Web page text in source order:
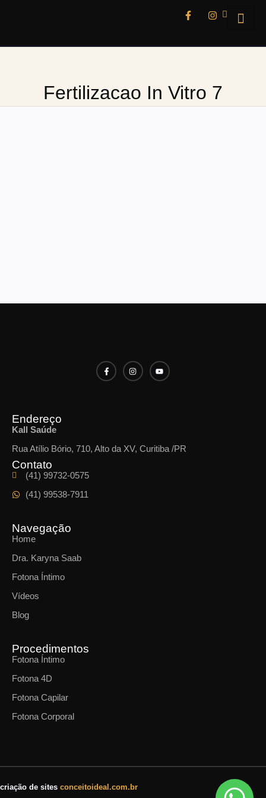
Fertilizacao In Vitro 7
Endereço
Kall Saúde
Rua Atílio Bório, 710, Alto da XV, Curitiba /PR
Contato
(41) 99732-0575
(41) 99538-7911
Navegação
Home
Dra. Karyna Saab
Fotona Íntimo
Vídeos
Blog
Procedimentos
Fotona Íntimo
Fotona 4D
Fotona Capilar
Fotona Corporal
criação de sites conceitoideal.com.br